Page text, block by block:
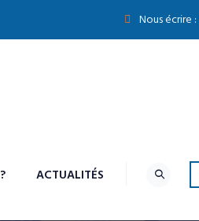
Nous écrire :
ACTUALITÉS